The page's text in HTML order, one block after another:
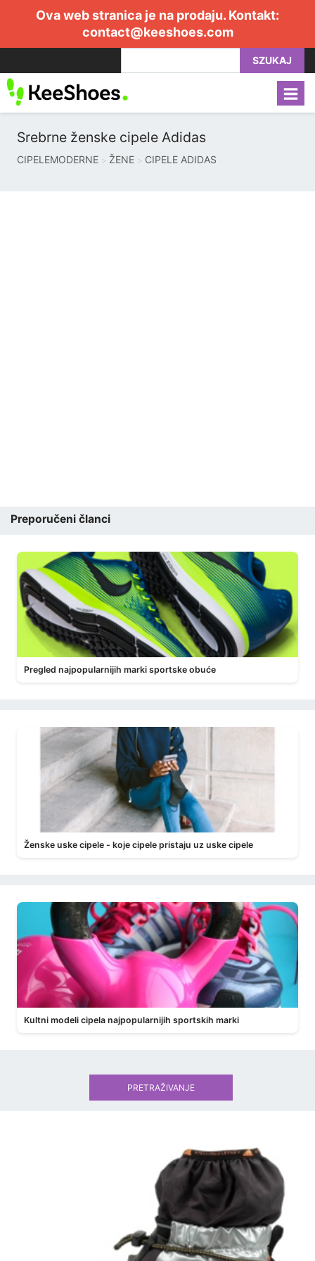
Ova web stranica je na prodaju. Kontakt:
contact@keeshoes.com
SZUKAJ
Srebrne ženske cipele Adidas
CIPELEMODERNE ŽENE CIPELE ADIDAS
Preporučeni članci
Pregled najpopularnijih marki sportske obuće
Ženske uske cipele - koje cipele pristaju uz uske cipele
Kultni modeli cipela najpopularnijih sportskih marki
PRETRAŽIVANJE